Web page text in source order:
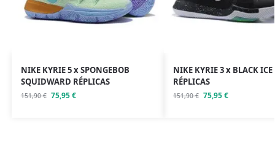
NIKE KYRIE 5 x SPONGEBOB
SQUIDWARD RÉPLICAS
151,90€ 75,95€
NIKE KYRIE 3 x BLACK ICE
RÉPLICAS
151,90€ 75,95€